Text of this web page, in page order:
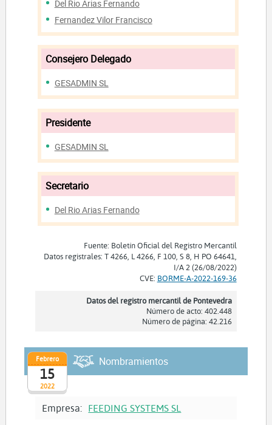
Del Rio Arias Fernando
Fernandez Vilor Francisco
Consejero Delegado
GESADMIN SL
Presidente
GESADMIN SL
Secretario
Del Rio Arias Fernando
Fuente: Boletín Oficial del Registro Mercantil
Datos registrales: T 4266, L 4266, F 100, S 8, H PO 64641,
I/A 2 (26/08/2022)
CVE: BORME-A-2022-169-36
Datos del registro mercantil de Pontevedra
Número de acto: 402.448
Número de página: 42.216
2022
Febrero
15
Nombramientos
Empresa: FEEDING SYSTEMS SL